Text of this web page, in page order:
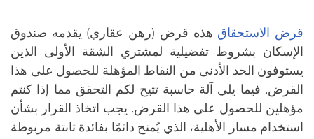
قرض الاستحقاق هذه قرض (رهن عقاري) يقدمه صندوق
الإسكان بشروط تفضيلية لمشتري الشقة الأولى الذين
يستوفون الحد الأدنى من النقاط المؤهلة للحصول على هذا
القرض. فيما يلي آلة حاسبة تتيح لكم التحقق مما إذا كنتم
مؤهلين للحصول على هذا القرض. يجب اتخاذ القرار بشأن
استخدام مسار الأهلية، الذي يُمنح دائمًا بفائدة ثابتة مربوطة